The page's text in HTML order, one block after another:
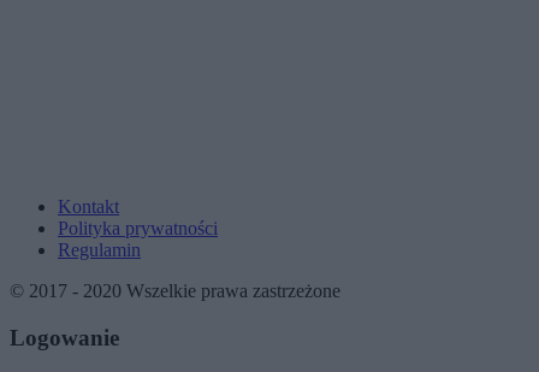
Kontakt
Polityka prywatności
Regulamin
© 2017 - 2020 Wszelkie prawa zastrzeżone
Logowanie